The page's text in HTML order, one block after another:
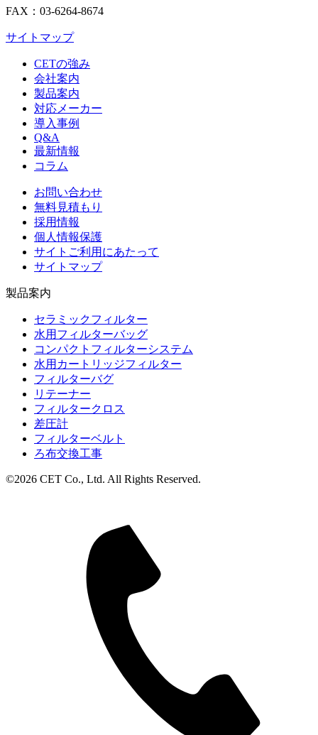
FAX：03-6264-8674
サイトマップ
CETの強み
会社案内
製品案内
対応メーカー
導入事例
Q&A
最新情報
コラム
お問い合わせ
無料見積もり
採用情報
個人情報保護
サイトご利用にあたって
サイトマップ
製品案内
セラミックフィルター
水用フィルターバッグ
コンパクトフィルターシステム
水用カートリッジフィルター
フィルターバグ
リテーナー
フィルタークロス
差圧計
フィルターベルト
ろ布交換工事
©2026 CET Co., Ltd. All Rights Reserved.